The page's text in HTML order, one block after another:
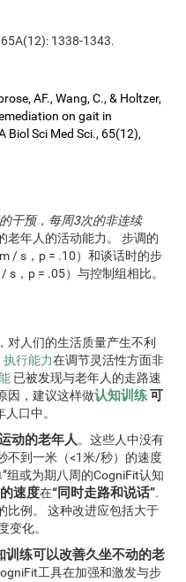
1338-1343.
AF., Wang, C., & Holtzer,
on gait in
Biol Sci Med Sci., 65(12),
干预，每周3次的非连续
老年人的活动能力。 步调的
/ s，p = .10）和谈话时的步
，p = .05）与控制组相比。
对人们的生活质量产生不利
执行能力在调节灵活性方面非
已被发现与老年人的走路速
因，建议这样做认知训练可
人口中。
动的老年人。这些人中没有
不到一米（<1米/秒）的速度
组或为期八周的CogniFit认知
速度在“同时走路和说话”.
比例。 这种改进应包括大于
变化。
训练可以改善久坐不动的老
工具在加强和激发与步